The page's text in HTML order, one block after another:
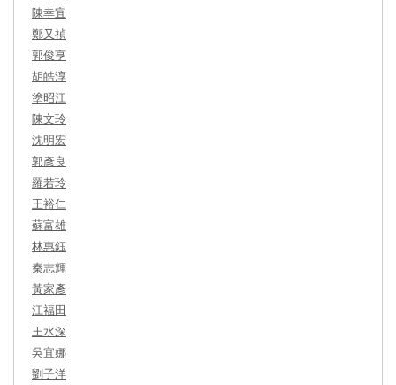
陳幸宜
鄭又禎
郭俊亨
胡皓淳
塗昭江
陳文玲
沈明宏
郭彥良
羅若玲
王裕仁
蘇富雄
林惠鈺
秦志輝
黃家彥
江福田
王水深
吳宜娜
劉子洋